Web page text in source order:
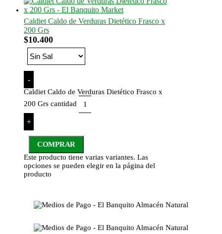
Caldiet Caldo de Verduras Dietético Frasco x
200 Grs
$10.400
-
Caldiet Caldo de Verduras Dietético Frasco x
200 Grs cantidad
+
COMPRAR
Este producto tiene varias variantes. Las
opciones se pueden elegir en la página del
producto